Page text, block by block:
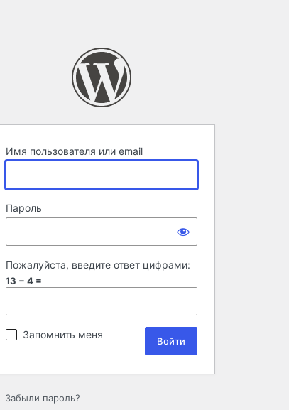
Имя пользователя или email
Пароль
Пожалуйста, введите ответ цифрами:
13 − 4 =
Запомнить меня
Забыли пароль?